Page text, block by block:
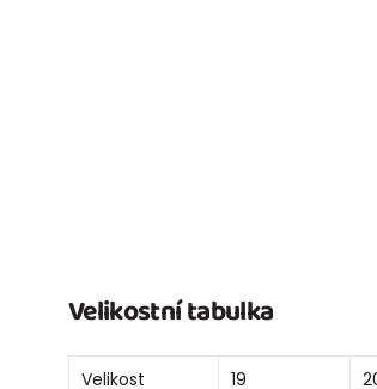
Velikostní tabulka
Velikost 19